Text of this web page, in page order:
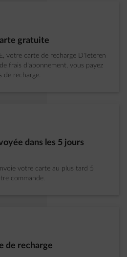
gratuite
votre carte de recharge D'Ieteren
frais d'abonnement, vous payez
de recharge.
dans les 5 jours
votre carte au plus tard 5
commande.
de recharge